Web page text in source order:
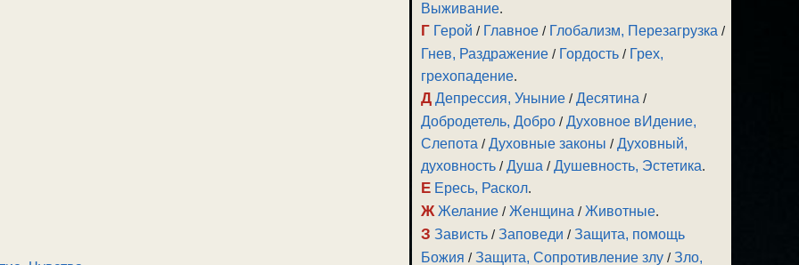
Выживание.
Г Герой / Главное / Глобализм, Перезагрузка /
Гнев, Раздражение / Гордость / Грех,
грехопадение.
Д Депрессия, Уныние /Десятина /
Добродетель, Добро /Духовное вИдение,
Слепота /Духовные законы /Духовный,
духовность /Душа /Душевность, Эстетика.
Е Ересь, Раскол.
Ж Желание /Женщина /Животные.
З Зависть /Заповеди /Защита, помощь
Божия /Защита, Сопротивление злу /Зло,